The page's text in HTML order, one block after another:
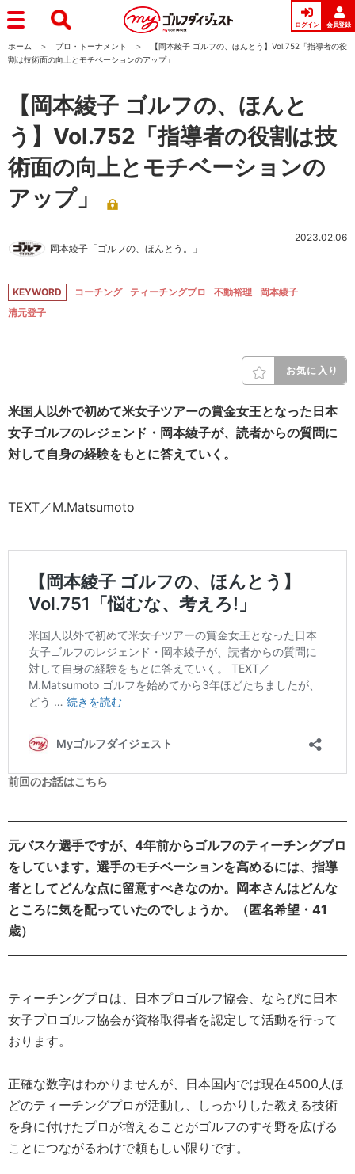
ログイン 会員登録
ホーム プロ・トーナメント
【岡本綾子 ゴルフの、ほんとう】Vol.752「指導者の役
割は技術面の向上とモチベーションのアップ」
【岡本綾子 ゴルフの、ほんと
う】Vol.752「指導者の役割は技
術面の向上とモチベーションの
アップ」
岡本綾子「ゴルフの、ほんとう。」
2023.02.06
KEYWORD コーチング ティーチングプロ 不動裕理
岡本綾子
清元登子
お気に入り
米国人以外で初めて米女子ツアーの賞金女王となった日本
女子ゴルフのレジェンド・岡本綾子が、読者からの質問に
対して自身の経験をもとに答えていく。
TEXT／M.Matsumoto
前回のお話はこちら
元バスケ選手ですが、4年前からゴルフのティーチングプロ
をしています。選手のモチベーションを高めるには、指導
者としてどんな点に留意すべきなのか。岡本さんはどんな
ところに気を配っていたのでしょうか。（匿名希望・41
歳）
ティーチングプロは、日本プロゴルフ協会、ならびに日本
女子プロゴルフ協会が資格取得者を認定して活動を行って
おります。
正確な数字はわかりませんが、日本国内では現在4500人ほ
どのティーチングプロが活動し、しっかりした教える技術
を身に付けたプロが増えることがゴルフのすそ野を広げる
ことにつながるわけで頼もしい限りです。